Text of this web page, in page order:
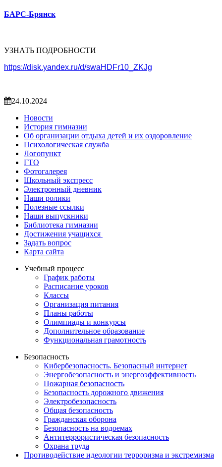
БАРС-Брянск
УЗНАТЬ ПОДРОБНОСТИ
https://disk.yandex.ru/d/swaHDFr10_ZKJg
24.10.2024
Новости
История гимназии
Об организации отдыха детей и их оздоровление
Психологическая служба
Логопункт
ГТО
Фотогалерея
Школьный экспресс
Электронный дневник
Наши ролики
Полезные ссылки
Наши выпускники
Библиотека гимназии
Достижения учащихся
Задать вопрос
Карта сайта
Учебный процесс
График работы
Расписание уроков
Классы
Организация питания
Планы работы
Олимпиады и конкурсы
Дополнительное образование
Функциональная грамотность
Безопасность
Кибербезопасность. Безопасный интернет
Энергобезопасность и энергоэффективность
Пожарная безопасность
Безопасность дорожного движения
Электробезопасность
Общая безопасность
Гражданская оборона
Безопасность на водоемах
Антитеррористическая безопасность
Охрана труда
Противодействие идеологии терроризма и экстремизма